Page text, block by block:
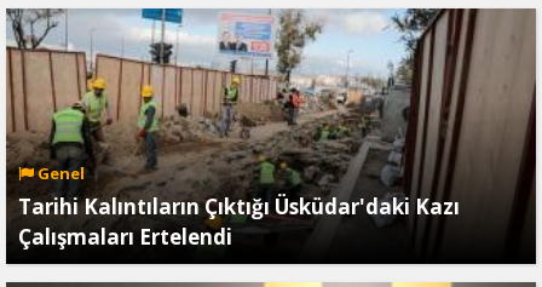
Genel
Tarihi Kalıntıların Çıktığı Üsküdar'daki Kazı
Çalışmaları Ertelendi